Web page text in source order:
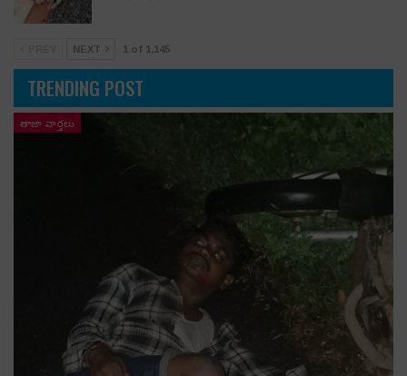
NEXT 1 of 1,145
TRENDING POST
తాజా వార్తలు